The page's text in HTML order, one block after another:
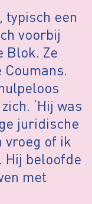
typisch een
voorbij
Blok. Ze
‘Hij was
juridische
vroeg of ik
Hij beloofde
met